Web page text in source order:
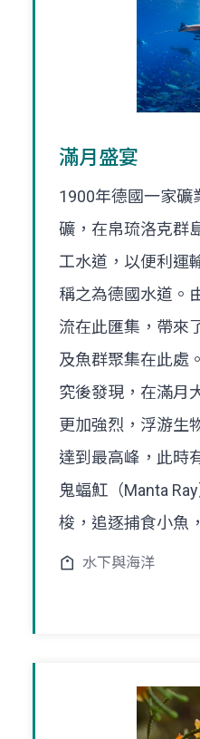
滿月盛宴
1900年德國一家礦
礦，在帛琉洛克群
工水道，以便利運
稱之為德國水道。
流在此匯集，帶來
及魚群聚集在此處
究後發現，在滿月
更加強烈，浮游生
達到最高峰，此時
鬼蝠魟（Manta
梭，追逐捕食小魚
水下與海洋